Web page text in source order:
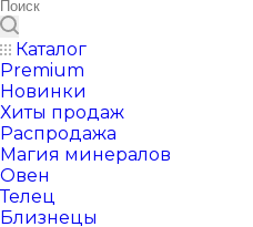
Каталог
Premium
Новинки
Хиты продаж
Распродажа
Магия минералов
Овен
Телец
Близнецы